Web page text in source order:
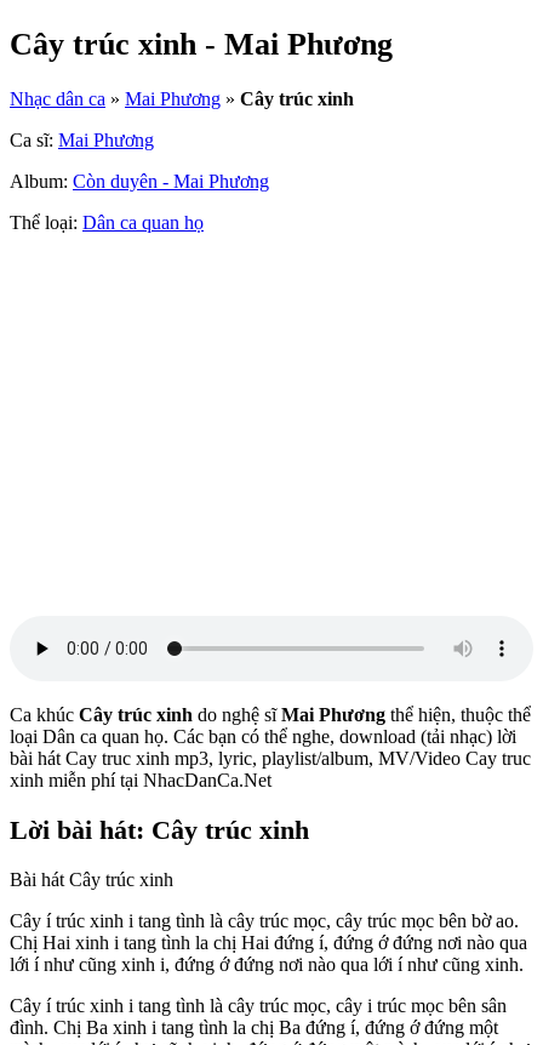
Cây trúc xinh - Mai Phương
Nhạc dân ca » Mai Phương » Cây trúc xinh
Ca sĩ: Mai Phương
Album: Còn duyên - Mai Phương
Thể loại: Dân ca quan họ
Ca khúc Cây trúc xinh do nghệ sĩMai Phương thể hiện, thuộc thể
loại Dân ca quan họ. Các bạn có thể nghe, download (tải nhạc) lời
bài hát Cay truc xinh mp3, lyric, playlist/album, MV/Video Cay truc
xinh miễn phí tại NhacDanCa.Net
Lời bài hát: Cây trúc xinh
Bài hát Cây trúc xinh
Cây í trúc xinh i tang tình là cây trúc mọc, cây trúc mọc bên bờ ao.
Chị Hai xinh i tang tình la chị Hai đứng í, đứng ớ đứng nơi nào qua
lới í như cũng xinh i, đứng ớ đứng nơi nào qua lới í như cũng xinh.
Cây í trúc xinh i tang tình là cây trúc mọc, cây i trúc mọc bên sân
đình. Chị Ba xinh i tang tình la chị Ba đứng í, đứng ớ đứng một